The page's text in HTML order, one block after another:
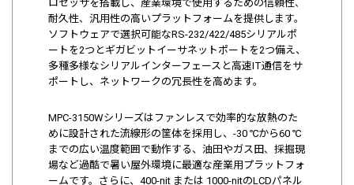
ロセッサを搭載し、産業環境で使用するための信頼性、
耐久性、汎用性の高いプラットフォームを提供します。
ソフトウェアで選択可能なRS-232/422/485シリアルポ
ートを2つとギガビットイーサネットポートを2つ備え、
多種多様なシリアルインターフェースと高速IT通信をサ
ポートし、ネットワークの冗長性を高めます。
MPC-3150Wシリーズはファンレスで効率的な放熱のた
めに設計された流線形の筐体を採用し、-30 ℃から60 ℃
までの広い温度範囲で動作する、油田やガス田、採掘現
場など過酷で暑い屋外環境に最適な産業用プラットフォ
ームです。さらに、400-nit または 1000-nitのLCDパネル